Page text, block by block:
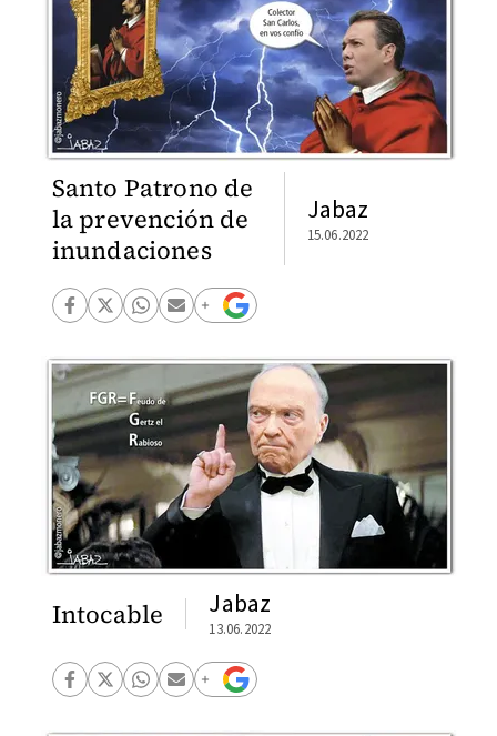
Santo Patrono de
la prevención de
inundaciones
Jabaz
15.06.2022
Intocable Jabaz
13.06.2022